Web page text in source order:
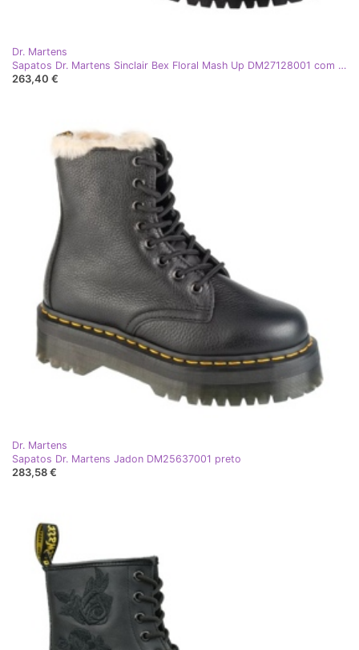
Dr. Martens
Sapatos Dr. Martens Sinclair Bex Floral Mash Up DM27128001 com flores preto
263,40 €
Dr. Martens
Sapatos Dr. Martens Jadon DM25637001 preto
283,58 €